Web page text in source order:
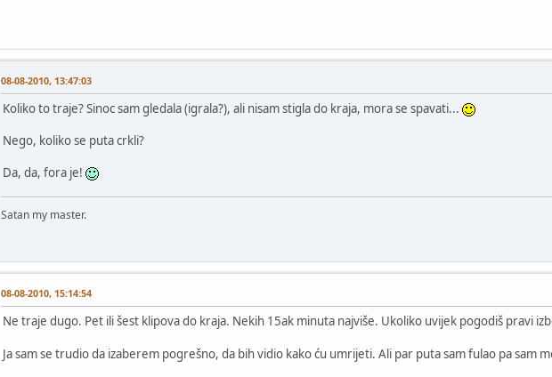
08-08-2010, 13:47:03
Koliko to traje? Sinoc sam gledala (igrala?), ali nisam stigla do kraja, mora se spavati...
Nego, koliko se puta crkli?
Da, da, fora je!
Satan my master.
08-08-2010, 15:14:54
Ne traje dugo. Pet ili šest klipova do kraja. Nekih 15ak minuta najviše. Ukoliko uvijek pogodiš pravi
Ja sam se trudio da izaberem pogrešno, da bih vidio kako ću umrijeti. Ali par puta sam fulao pa sam